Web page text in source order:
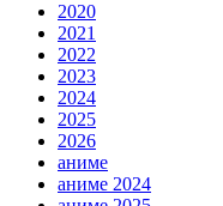
2020
2021
2022
2023
2024
2025
2026
аниме
аниме 2024